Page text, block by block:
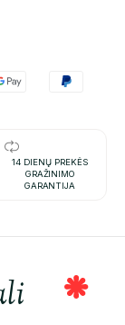
14 DIENŲ PREKĖS
GRAŽINIMO
GARANTIJA